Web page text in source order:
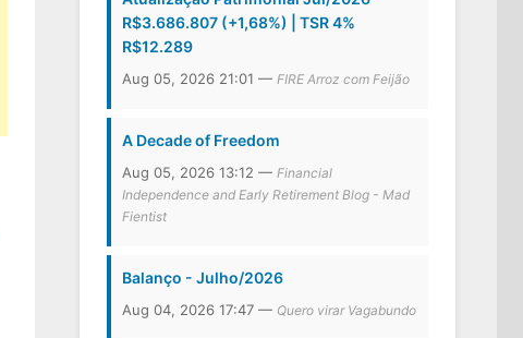
R$3.686.807 (+1,68%) | TSR 4%
R$12.289
Aug 05, 2026 21:01 —FIRE Arroz com Feijão
A Decade of Freedom
Aug 05, 2026 13:12 —Financial
Independence and Early Retirement Blog - Mad
Fientist
Balanço - Julho/2026
Aug 04, 2026 17:47 — Quero virar Vagabundo